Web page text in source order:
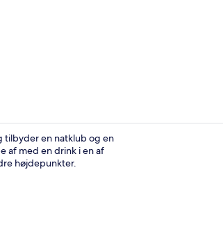
tilbyder en natklub og en
af med en drink i en af
højdepunkter.